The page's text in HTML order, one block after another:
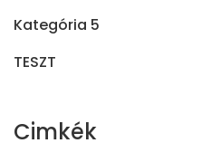
Kategória 5
TESZT
Cimkék